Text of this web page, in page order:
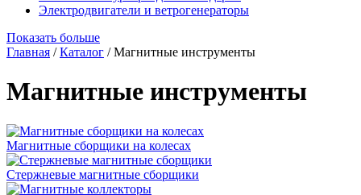
Электродвигатели и ветрогенераторы
Показать больше
Главная /Каталог / Магнитные инструменты
Магнитные инструменты
Магнитные сборщики на колесах
Стержневые магнитные сборщики